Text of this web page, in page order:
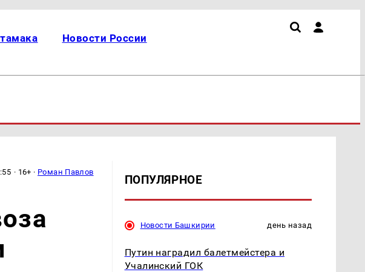
Новости России
· 16+ · Роман Павлов
ПОПУЛЯРНОЕ
Новости Башкирии день назад
Путин наградил балетмейстера и
Учалинский ГОК